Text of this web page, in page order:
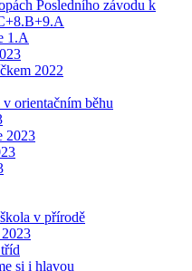
Posledního závodu k
1.A
2022
orientačním běhu
2023
v přírodě
si i hlavou